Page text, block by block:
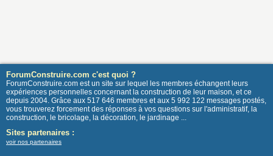
ForumConstruire.com c'est quoi ?
ForumConstruire.com est un site sur lequel les membres échangent leurs
expériences personnelles concernant la construction de leur maison, et ce
depuis 2004. Grâce aux 517 646 membres et aux 5 992 122 messages postés,
vous trouverez forcement des réponses à vos questions sur l'administratif, la
construction, le bricolage, la décoration, le jardinage ...
Sites partenaires :
voir nos partenaires